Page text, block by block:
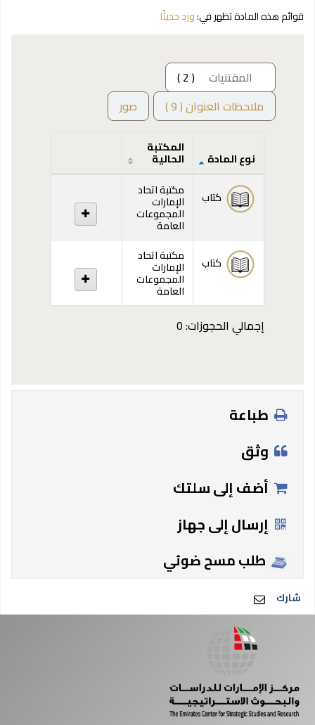
قوائم هذه المادة تظهر في:ورد حديثًا
المقتنيات
( 2 )
ملاحظات العنوان ( 9 )
صور
المقتنيات
نوع المادة
المكتبة
الحالية
كتاب مكتبة اتحاد
الإمارات
المجموعات
العامة
كتاب
مكتبة اتحاد
الإمارات
المجموعات
العامة
إجمالي الحجوزات: 0
طباعة
وثق
أضف إلى سلتك
إرسال إلى جهاز
طلب مسح ضوئي
شارك